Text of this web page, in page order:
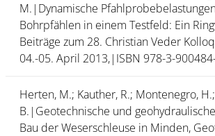
M.|Dynamische
Bohrpfählen in einem Testfeld: Ein
Beiträge zum 28. Christian Veder
04.-05. April 2013,|ISBN 978-3-
Herten, M.; Kauther, R.; Montenegro,
B.|Geotechnische und
Bau der Weserschleuse in Minden,